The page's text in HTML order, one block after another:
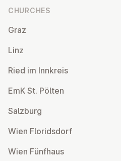
CHURCHES
Graz
Linz
Ried im Innkreis
EmK St. Pölten
Salzburg
Wien Flor­idsdorf
Wien Fünfhaus